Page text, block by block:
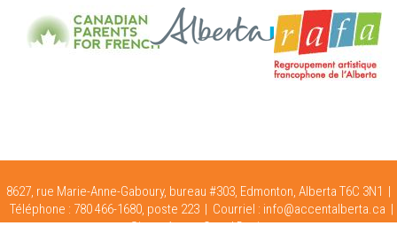
8627, rue Marie-Anne-Gaboury, bureau #303, Edmonton, Alberta T6C 3N1 |
Téléphone : 780 466-1680, poste 223 | Courriel : info@accentalberta.ca |
Site crée parOops! Design